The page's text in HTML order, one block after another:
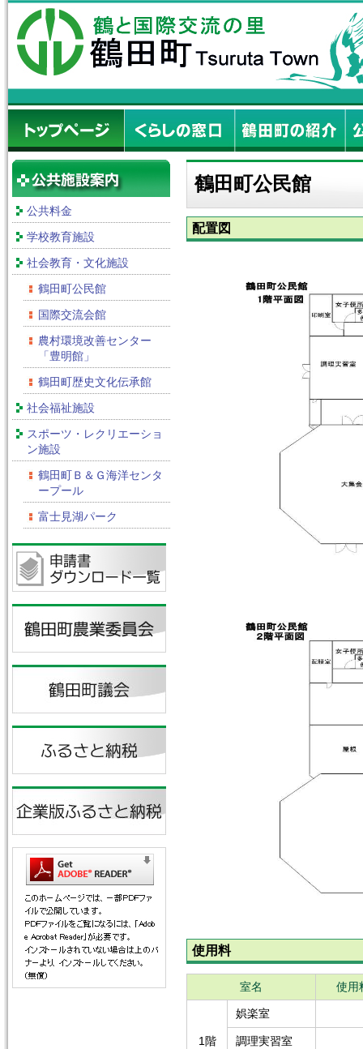
公共料金
学校教育施設
社会教育・文化施設
鶴田町公民館
国際交流会館
農村環境改善センター
「豊明館」
鶴田町歴史文化伝承館
社会福祉施設
スポーツ・レクリエーショ
ン施設
鶴田町Ｂ＆Ｇ海洋センタ
ープール
富士見湖パーク
鶴田町公民館
配置図
使用料
室名 使用
1階
娯楽室
調理実習室